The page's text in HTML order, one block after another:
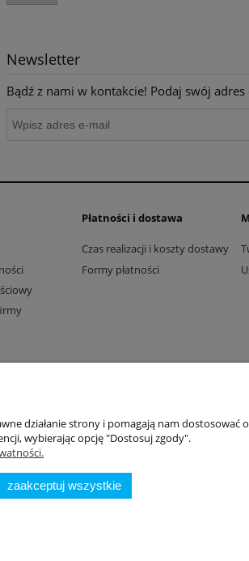
Newsletter
Bądź z nami w kontakcie! Podaj swój
Płatności i dostawa
Czas realizacji i koszty dostawy
Formy płatności
woj. małopolskie -
tel.12 418 39 59
działanie strony i pomagają nam
wybierając opcję "Dostosuj zgody".
zaakceptuj wszystkie